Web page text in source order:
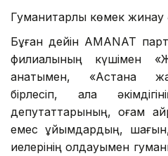
Гуманитарлық көмек
Бұған дейін AMANAT
филиалының күшімен
қанатымен, «Астана
бірлесіп, қала
депутаттарының, қоғам
емес ұйымдардың,
иелерінің қолдауымен